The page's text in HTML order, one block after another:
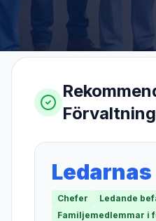
Chefer
Ledande
Familjemedlemmar i